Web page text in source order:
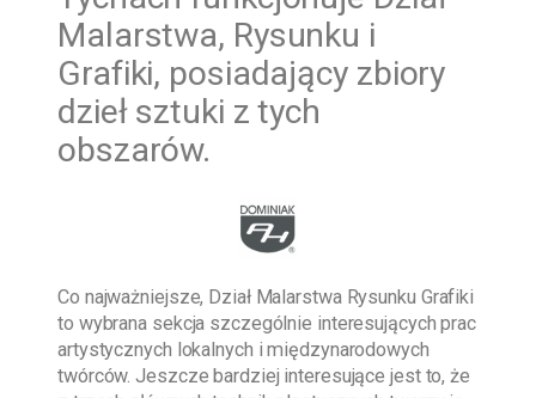
Malarstwa, Rysunku i
Grafiki, posiadający zbiory
dzieł sztuki z tych
obszarów.
Co najważniejsze, Dział Malarstwa Rysunku Grafiki
to wybrana sekcja szczególnie interesujących prac
artystycznych lokalnych i międzynarodowych
twórców. Jeszcze bardziej interesujące jest to, że